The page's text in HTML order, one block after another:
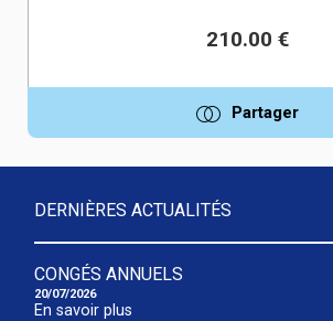
210.00 €
Partager
DERNIÈRES ACTUALITÉS
CONGÉS ANNUELS
20/07/2026
En savoir plus